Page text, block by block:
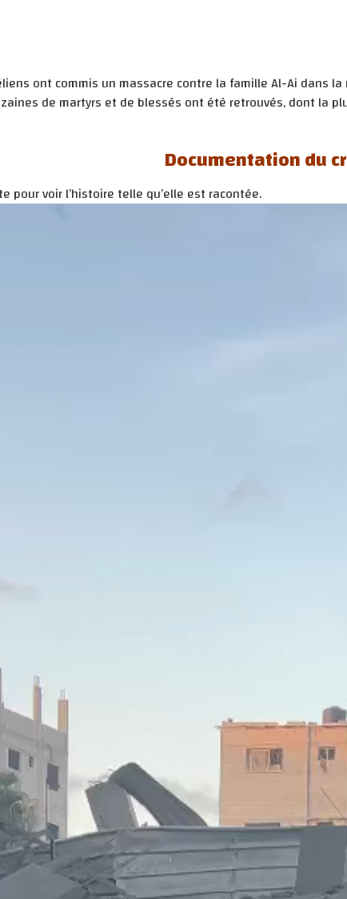
ont commis un massacre contre la famille Al-Ai dans
de martyrs et de blessés ont été retrouvés, dont la
Documentation du
pour voir l’histoire telle qu’elle est racontée.